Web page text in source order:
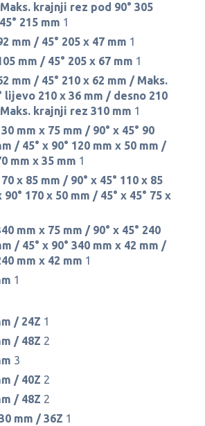
krajnji rez pod 90° 305
215 mm 1
mm / 45° 205 x 47 mm 1
mm / 45° 205 x 67 mm 1
mm / 45° 210 x 62 mm / Maks.
lijevo 210 x 36 mm / desno 210
krajnji rez 310 mm 1
mm x 75 mm / 90° x 45° 90
/ 45° x 90° 120 mm x 50 mm /
mm x 35 mm 1
x 85 mm / 90° x 45° 110 x 85
90° 170 x 50 mm / 45° x 45° 75 x
mm x 75 mm / 90° x 45° 240
/ 45° x 90° 340 mm x 42 mm /
mm x 42 mm 1
1
/ 24Z 1
/ 48Z 2
3
/ 40Z 2
/ 48Z 2
mm / 36Z 1